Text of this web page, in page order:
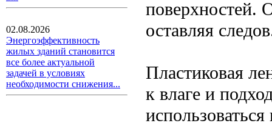
02.08.2026
Энергоэффективность
жилых зданий становится
все более актуальной
задачей в условиях
необходимости снижения...
поверхностей.
оставляя
Пластиковая
к влаге и